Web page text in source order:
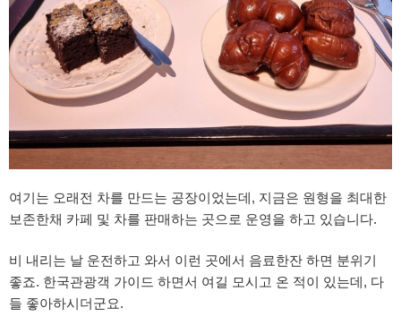
여기는 오래전 차를 만드는 공장이었는데, 지금은 원형을 최대한
보존한채 카페 및 차를 판매하는 곳으로 운영을 하고 있습니다.
비 내리는 날 운전하고 와서 이런 곳에서 음료한잔 하면 분위기
좋죠. 한국관광객 가이드 하면서 여길 모시고 온 적이 있는데, 다
들 좋아하시더군요.